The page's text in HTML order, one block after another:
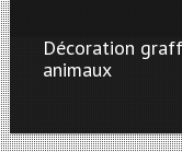
Décoration
animaux